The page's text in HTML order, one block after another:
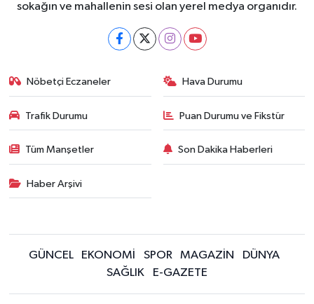
sokağın ve mahallenin sesi olan yerel medya organıdır.
Nöbetçi Eczaneler Hava Durumu
Trafik Durumu Puan Durumu ve Fikstür
Tüm Manşetler Son Dakika Haberleri
Haber Arşivi
GÜNCEL EKONOMİ SPOR MAGAZİN
DÜNYA
SAĞLIK
E-GAZETE